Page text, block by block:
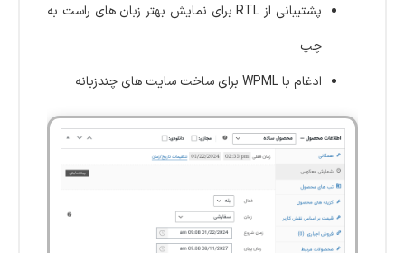
پشتیبانی از RTL برای نمایش بهتر زبان های راست به
چپ
ادغام با WPML برای ساخت سایت های چندزبانه